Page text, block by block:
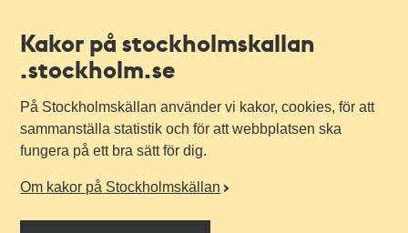
Kakor på stockholmskallan
.stockholm.se
På Stockholmskällan använder vi kakor, cookies, för att
sammanställa statistik och för att webbplatsen ska
fungera på ett bra sätt för dig.
Om kakor på Stockholmskällan